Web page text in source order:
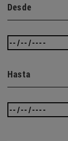
Desde
Hasta